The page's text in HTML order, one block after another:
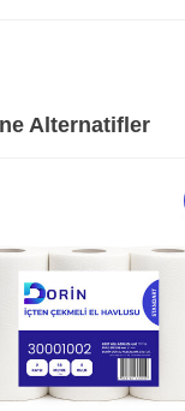
Alternatifler